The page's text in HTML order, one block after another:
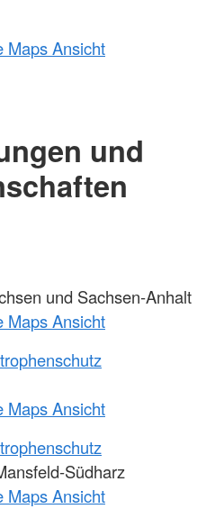
Maps Ansicht
und
und Sachsen-Anhalt
Maps Ansicht
Maps Ansicht
Südharz
Maps Ansicht